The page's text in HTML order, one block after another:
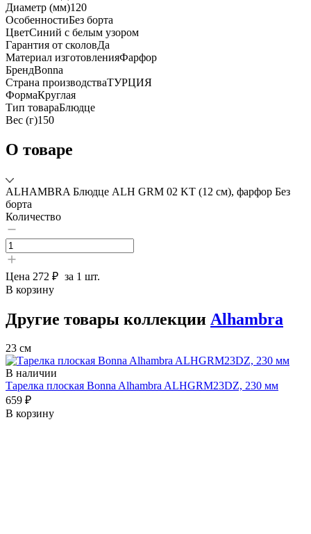
Диаметр (мм)120
ОсобенностиБез борта
ЦветСиний с белым узором
Гарантия от сколовДа
Материал изготовленияФарфор
БрендBonna
Страна производстваТУРЦИЯ
ФормаКруглая
Тип товараБлюдце
Вес (г)150
О товаре
ALHAMBRA Блюдце ALH GRM 02 KT (12 см), фарфор Без
борта
Количество
Цена 272 ₽ за 1 шт.
В корзину
Другие товары коллекции Alhambra
23 см
В наличии
Тарелка плоская Bonna Alhambra ALHGRM23DZ, 230 мм
659 ₽
В корзину